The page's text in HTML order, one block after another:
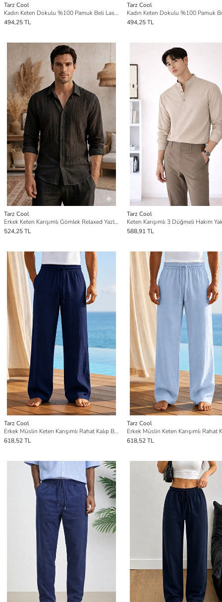
Tarz Cool
Kadın Keten Dokulu %100 Pamuk Beli Lastikli Cepsiz Şort
494,25 TL
Tarz Cool
494,25 TL
Tarz Cool
Erkek Keten Karışımlı Gömlek Relaxed Yazlık İnce Kumaş Casual Gömlek
524,25 TL
Tarz Cool
588,91 TL
Tarz Cool
Erkek Müslin Keten Karışımlı Rahat Kalıp Beli Lastikli Bağcıklı Yazlık Pantolon
618,52 TL
Tarz Cool
618,52 TL